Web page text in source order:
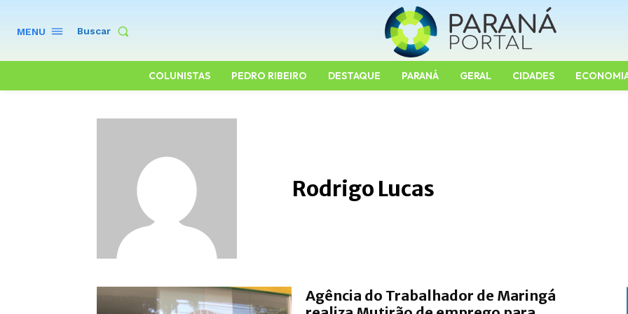
MENU Buscar
COLUNISTAS PEDRO RIBEIRO DESTAQUE PARANÁ GERAL CIDADES
Rodrigo Lucas
Agência do Trabalhador de Maringá